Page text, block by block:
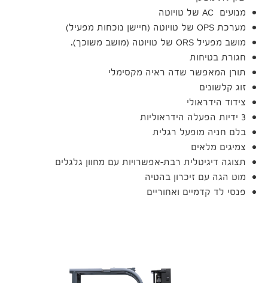
מנועים AC של טויוטה
מערכת OPS של טויוטה (חיישן נוכחות מפעיל)
מושב מפעיל ORS של טויוטה (מושב משוכך).
חגורת בטיחות
תורן המאפשר שדה ראיה מקסימלי
זוג קלשונים
צידוד הידראולי
3 ידיות הפעלה הידראוליות
בלם חניה מופעל רגלית
צמיגים מלאים
תצוגה דיגיטלית רבת-אפשרויות עם מחוון גלגלים
מוט הגה עם זיכרון בהטיה
פנסי לד קדמיים ואחוריים